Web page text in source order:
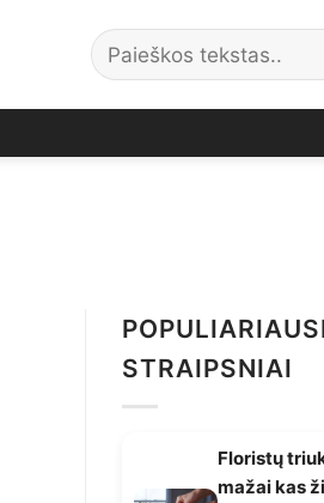
STRAIPSNIAI
Floristų
mažai kas